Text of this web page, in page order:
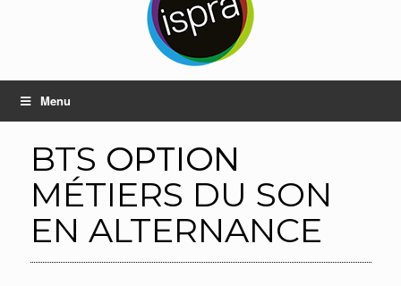
Menu
BTS OPTION
MÉTIERS DU SON
EN ALTERNANCE